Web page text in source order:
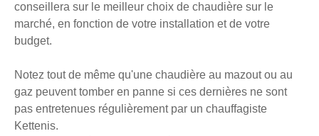
conseillera sur le meilleur choix de chaudière sur le
marché, en fonction de votre installation et de votre
budget.
Notez tout de même qu'une chaudière au mazout ou au
gaz peuvent tomber en panne si ces dernières ne sont
pas entretenues régulièrement par un chauffagiste
Kettenis.